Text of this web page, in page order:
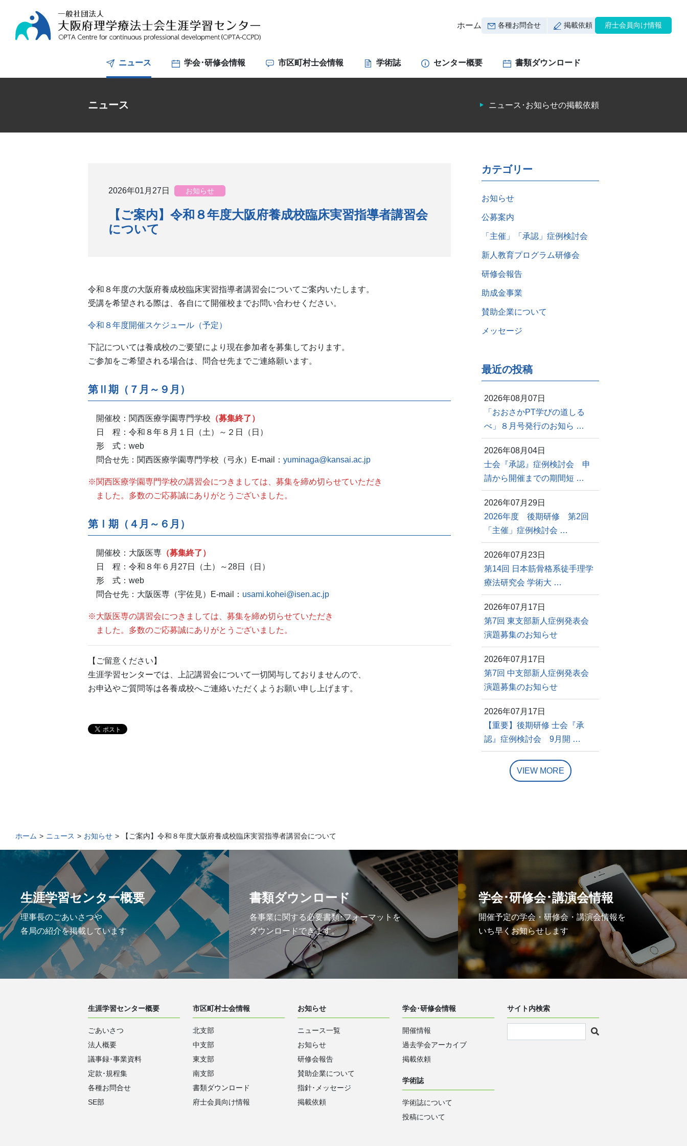
ホーム 各種お問合せ 掲載依頼 府士会員向け情報
ニュース 学会･研修会情報 市区町村士会情報 学術誌 センター概要 書類ダウンロード
ニュース ニュース･お知らせの掲載依頼
2026年01月27日 お知らせ
【ご案内】令和８年度大阪府養成校臨床実習指導者講習会
について
令和８年度の大阪府養成校臨床実習指導者講習会についてご案内いたします。
受講を希望される際は、各自にて開催校までお問い合わせください。
令和８年度開催スケジュール（予定）
下記については養成校のご要望により現在参加者を募集しております。
ご参加をご希望される場合は、問合せ先までご連絡願います。
第Ⅱ期（７月～９月）
開催校：関西医療学園専門学校 （募集終了）
日 程：令和８年８月１日（土）～２日（日）
形 式：web
問合せ先：関西医療学園専門学校（弓永）E-mail： yuminaga@kansai.ac.jp
※関西医療学園専門学校の講習会につきましては、募集を締め切らせていただき
ました。多数のご応募誠にありがとうございました。
第Ⅰ期（４月～６月）
開催校：大阪医専 （募集終了）
日 程：令和８年６月27日（土）～28日（日）
形 式：web
問合せ先：大阪医専（宇佐見）E-mail： usami.kohei@isen.ac.jp
※大阪医専の講習会につきましては、募集を締め切らせていただき
ました。多数のご応募誠にありがとうございました。
【ご留意ください】
生涯学習センターでは、上記講習会について一切関与しておりませんので、
お申込やご質問等は各養成校へご連絡いただくようお願い申し上げます。
カテゴリー
お知らせ
公募案内
「主催」「承認」症例検討会
新人教育プログラム研修会
研修会報告
助成金事業
賛助企業について
メッセージ
最近の投稿
2026年08月07日
「おおさかPT学びの道しる
べ」８月号発行のお知ら …
2026年08月04日
士会『承認』症例検討会 申
請から開催までの期間短 …
2026年07月29日
2026年度 後期研修 第2回
「主催」症例検討会 …
2026年07月23日
第14回 日本筋骨格系徒手理学
療法研究会 学術大 …
2026年07月17日
第7回 東支部新人症例発表会
演題募集のお知らせ
2026年07月17日
第7回 中支部新人症例発表会
演題募集のお知らせ
2026年07月17日
【重要】後期研修 士会『承
認』症例検討会 9月開 …
VIEW MORE
ホーム > ニュース > お知らせ > 【ご案内】令和８年度大阪府養成校臨床実習指導者講習会について
生涯学習センター概要
理事長のごあいさつや
各局の紹介を掲載しています
書類ダウンロード
各事業に関する必要書類･フォーマットを
ダウンロードできます。
学会･研修会･講演会情報
開催予定の学会・研修会・講演会情報を
いち早くお知らせします
生涯学習センター概要
ごあいさつ
法人概要
議事録･事業資料
定款･規程集
各種お問合せ
SE部
市区町村士会情報
北支部
中支部
東支部
南支部
書類ダウンロード
府士会員向け情報
お知らせ
ニュース一覧
お知らせ
研修会報告
賛助企業について
指針･メッセージ
掲載依頼
学会･研修会情報
開催情報
過去学会アーカイブ
掲載依頼
学術誌
学術誌について
投稿について
サイト内検索